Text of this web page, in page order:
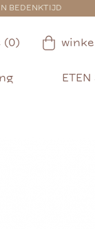
BEDENKTIJD
(0)
ETEN